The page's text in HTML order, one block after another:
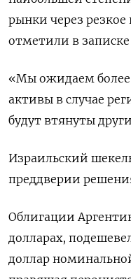
рынки через
отметили в
«Мы ожидаем более
активы в случае
будут втянуты
Израильский
преддверии
Облигации
долларах,
доллар